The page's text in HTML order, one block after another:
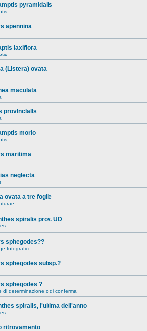
pyramidalis
apennina
laxiflora
(Listera) ovata
maculata
provincialis
morio
maritima
neglecta
ovata a tre foglie
spiralis prov. UD
sphegodes??
fotografici
sphegodes subsp.?
sphegodes ?
di determinazione o di conferma
spiralis, l'ultima dell'anno
ritrovamento